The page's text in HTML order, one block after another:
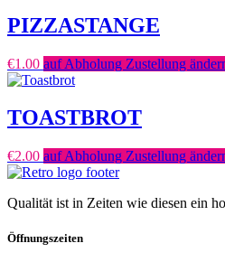
PIZZASTANGE
€1.00 auf Abholung Zustellung
TOASTBROT
€2.00 auf Abholung Zustellung
Qualität ist in Zeiten wie diesen ein
Öffnungszeiten